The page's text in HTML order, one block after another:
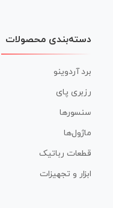
دسته‌بندی محصولات
برد آردوینو
رزبری پای
سنسورها
ماژول‌ها
قطعات رباتیک
ابزار و تجهیزات